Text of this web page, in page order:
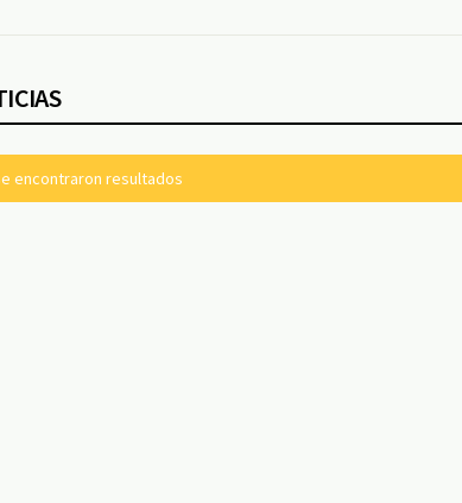
encontraron resultados